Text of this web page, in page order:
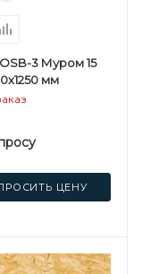
3 Муром 15
мм
ЦЕНУ